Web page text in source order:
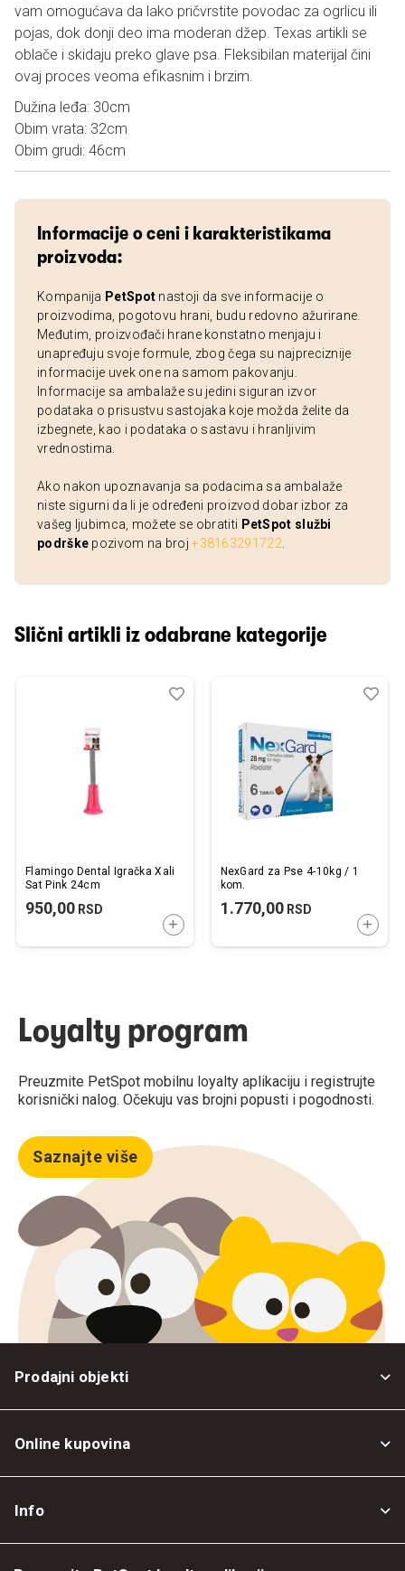
vam omogućava da lako pričvrstite povodac za ogrlicu ili
pojas, dok donji deo ima moderan džep. Texas artikli se
oblače i skidaju preko glave psa. Fleksibilan materijal čini
ovaj proces veoma efikasnim i brzim.
Dužina leđa: 30cm
Obim vrata: 32cm
Obim grudi: 46cm
Informacije o ceni i karakteristikama
proizvoda:
Kompanija PetSpot nastoji da sve informacije o
proizvodima, pogotovu hrani, budu redovno ažurirane.
Međutim, proizvođači hrane konstatno menjaju i
unapređuju svoje formule, zbog čega su najpreciznije
informacije uvek one na samom pakovanju.
Informacije sa ambalaže su jedini siguran izvor
podataka o prisustvu sastojaka koje možda želite da
izbegnete, kao i podataka o sastavu i hranljivim
vrednostima.
Ako nakon upoznavanja sa podacima sa ambalaže
niste sigurni da li je određeni proizvod dobar izbor za
vašeg ljubimca, možete se obratiti PetSpot službi
podrške pozivom na broj+38163291722
Slični artikli iz odabrane kategorije
Flamingo Dental Igračka Xali
Sat Pink 24cm
950,00 RSD
DODAJTE U KORPU
Dodaj
Uporedi
NexGard za Pse 4-10kg / 1
kom.
1.770,00RSD
Loyalty program
Preuzmite PetSpot mobilnu loyalty aplikaciju i registrujte
korisnički nalog. Očekuju vas brojni popusti i pogodnosti.
Saznajte više
Prodajni objekti
Online kupovina
Info